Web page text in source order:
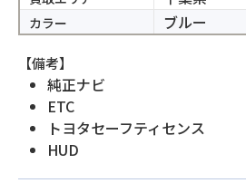
カラー ブルー
【備考】
純正ナビ
ETC
トヨタセーフティセンス
HUD